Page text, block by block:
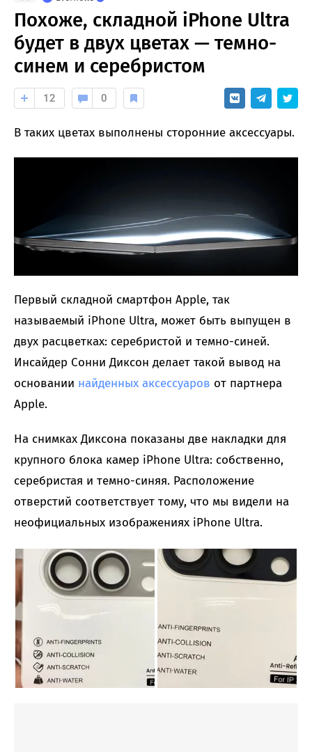
Похоже, складной iPhone Ultra
будет в двух цветах — темно-
синем и серебристом
12 0
В таких цветах выполнены сторонние аксессуары.
Первый складной смартфон Apple, так
называемый iPhone Ultra, может быть выпущен в
двух расцветках: серебристой и темно-синей.
Инсайдер Сонни Диксон делает такой вывод на
основании найденных аксессуаров от партнера
Apple.
На снимках Диксона показаны две накладки для
крупного блока камер iPhone Ultra: собственно,
серебристая и темно-синяя. Расположение
отверстий соответствует тому, что мы видели на
неофициальных изображениях iPhone Ultra.